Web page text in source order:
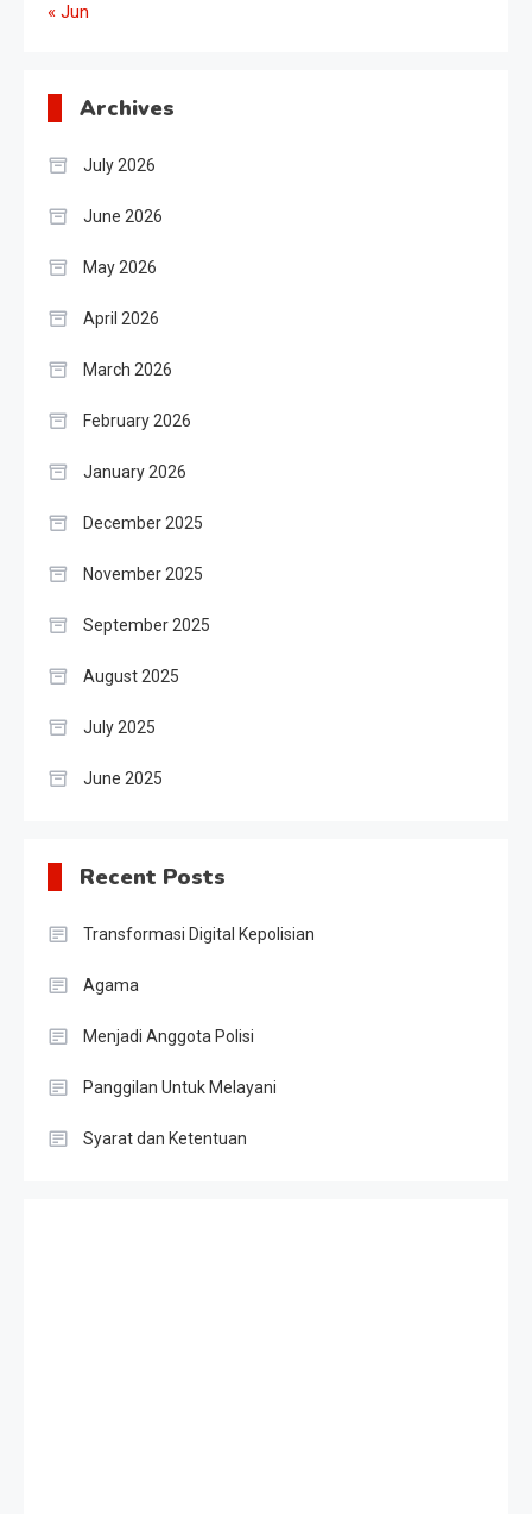
« Jun
Archives
July 2026
June 2026
May 2026
April 2026
March 2026
February 2026
January 2026
December 2025
November 2025
September 2025
August 2025
July 2025
June 2025
Recent Posts
Transformasi Digital Kepolisian
Agama
Menjadi Anggota Polisi
Panggilan Untuk Melayani
Syarat dan Ketentuan